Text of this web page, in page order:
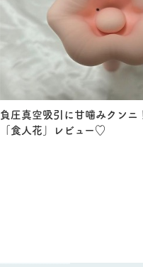
負圧真空吸引に甘噛みクンニ
「食人花」レビュー♡